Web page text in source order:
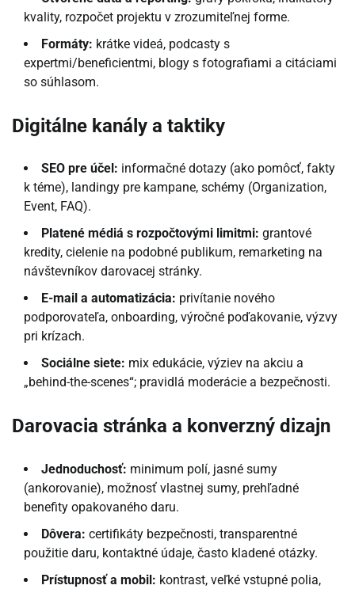
kvality, rozpočet projektu v zrozumiteľnej forme.
Formáty: krátke videá, podcasty s
expertmi/beneficientmi, blogy s fotografiami a citáciami
so súhlasom.
Digitálne kanály a taktiky
SEO pre účel: informačné dotazy (ako pomôcť, fakty
k téme), landingy pre kampane, schémy (Organization,
Event, FAQ).
Platené médiá s rozpočtovými limitmi: grantové
kredity, cielenie na podobné publikum, remarketing na
návštevníkov darovacej stránky.
E-mail a automatizácia: privítanie nového
podporovateľa, onboarding, výročné poďakovanie, výzvy
pri krízach.
Sociálne siete: mix edukácie, výziev na akciu a
„behind-the-scenes“; pravidlá moderácie a bezpečnosti.
Darovacia stránka a konverzný dizajn
Jednoduchosť: minimum polí, jasné sumy
(ankorovanie), možnosť vlastnej sumy, prehľadné
benefity opakovaného daru.
Dôvera: certifikáty bezpečnosti, transparentné
použitie daru, kontaktné údaje, často kladené otázky.
Prístupnosť a mobil: kontrast, veľké vstupné polia,